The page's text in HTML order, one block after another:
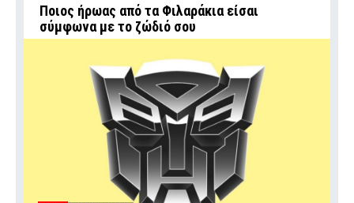
Ποιος ήρωας από τα Φιλαράκια είσαι
σύμφωνα με το ζώδιό σου